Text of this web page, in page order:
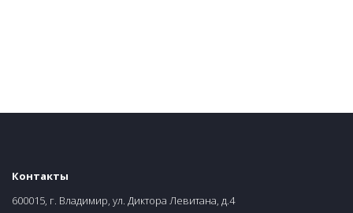
Контакты
600015, г. Владимир, ул. Диктора Левитана, д.4